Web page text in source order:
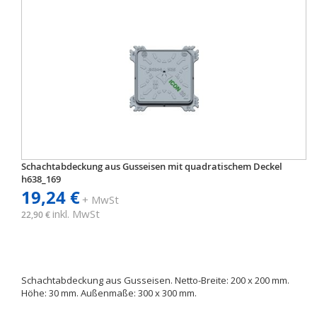
Schachtabdeckung aus Gusseisen mit quadratischem Deckel
h638_169
19,24 €+ MwSt
22,90 € inkl. MwSt
Schachtabdeckung aus Gusseisen. Netto-Breite: 200 x 200 mm.
Höhe: 30 mm. Außenmaße: 300 x 300 mm.